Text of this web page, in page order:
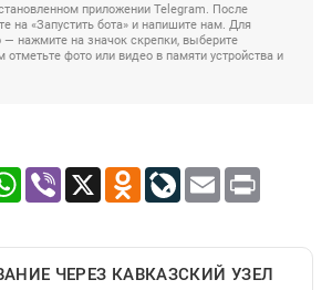
приложении Telegram. После
на «Запустить бота» и напишите нам. Для
— нажмите на значок скрепки, выберите
фото или видео в памяти устройства и
WhatsApp
Viber X Odnoklassniki
LiveJournal
Email Print
ЧЕРЕЗ КАВКАЗСКИЙ УЗЕЛ